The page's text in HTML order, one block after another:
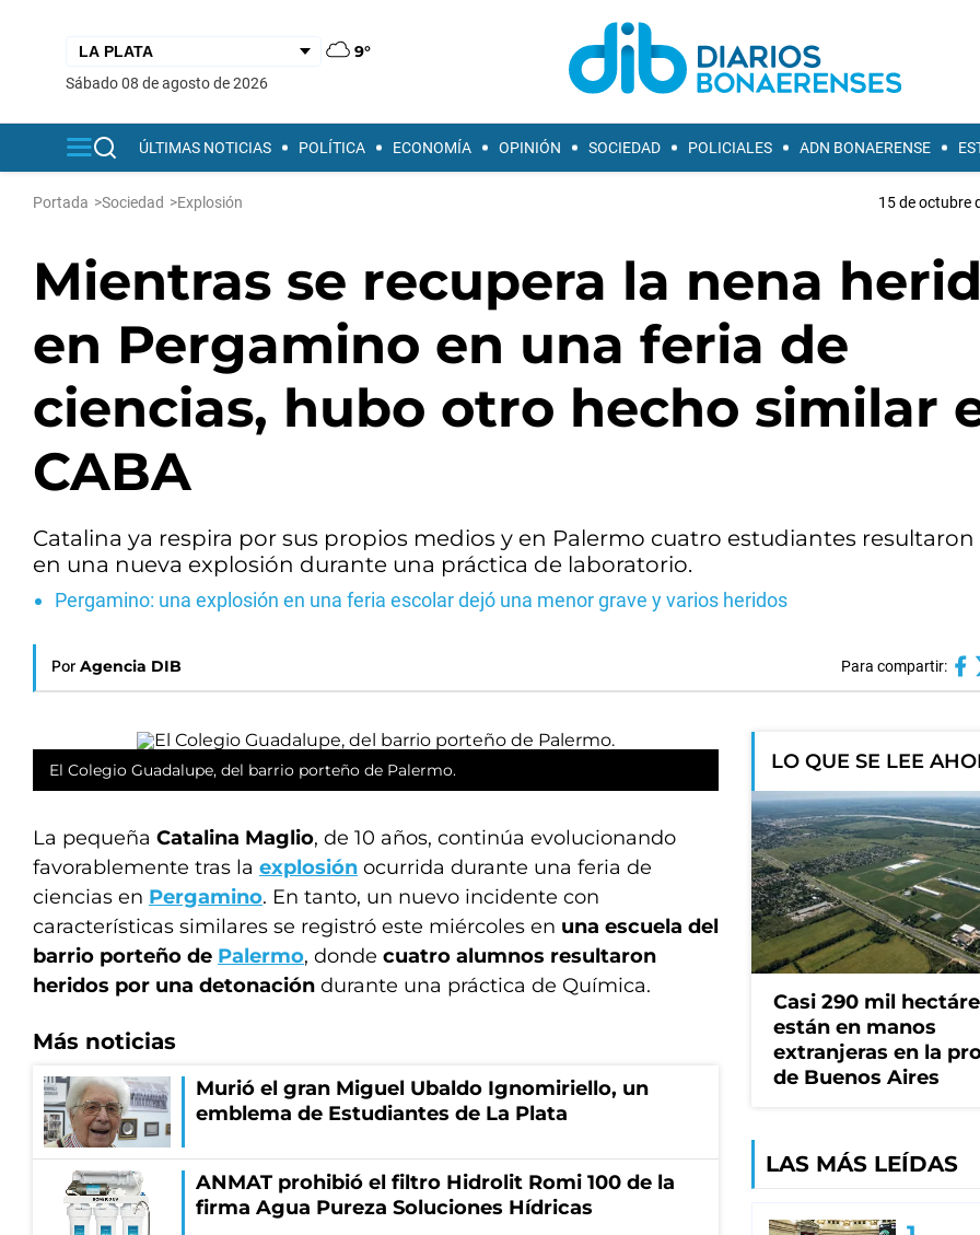
9°
sábado 08 de agosto de 2026
ÚLTIMAS NOTICIAS POLÍTICA ECONOMÍA OPINIÓN SOCIEDAD POLICIALES ADN BONAERENSE
Portada >Sociedad >Explosión 15 de octubre
Mientras se recupera la nena
en Pergamino en una feria de
ciencias, hubo otro hecho similar
CABA
Catalina ya respira por sus propios medios y en Palermo cuatro estudiantes
en una nueva explosión durante una práctica de laboratorio.
Pergamino: una explosión en una feria escolar dejó una menor grave y varios heridos
Por Agencia DIB Para compartir:
El Colegio Guadalupe, del barrio porteño de Palermo.
La pequeña Catalina Maglio, de 10 años, continúa evolucionando
favorablemente tras la explosión ocurrida durante una feria de
ciencias en Pergamino. En tanto, un nuevo incidente con
características similares se registró este miércoles en una escuela del
barrio porteño de Palermo, donde cuatro alumnos resultaron
heridos por una detonación durante una práctica de Química.
Más noticias
Murió el gran Miguel Ubaldo Ignomiriello, un
emblema de Estudiantes de La Plata
ANMAT prohibió el filtro Hidrolit Romi 100 de la
firma Agua Pureza Soluciones Hídricas
LO QUE SE LEE
Casi 290 mil
están en manos
extranjeras en la
de Buenos Aires
LAS MÁS LEÍDAS